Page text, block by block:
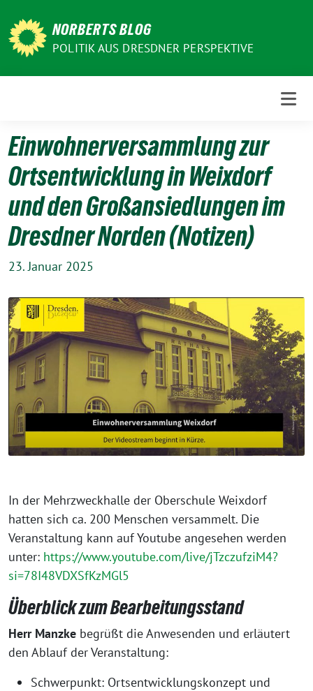
zum
Inhalt
NORBERTS BLOG
POLITIK AUS DRESDNER PERSPEKTIVE
Einwohnerversammlung zur
Ortsentwicklung in Weixdorf
und den Großansiedlungen im
Dresdner Norden (Notizen)
23. Januar 2025
In der Mehrzweckhalle der Oberschule Weixdorf
hatten sich ca. 200 Menschen versammelt. Die
Veranstaltung kann auf Youtube angesehen werden
unter: https://www.youtube.com/live/jTzczufziM4?
si=78I48VDXSfKzMGl5
Überblick zum Bearbeitungsstand
Herr Manzke begrüßt die Anwesenden und erläutert
den Ablauf der Veranstaltung:
Schwerpunkt: Ortsentwicklungskonzept und